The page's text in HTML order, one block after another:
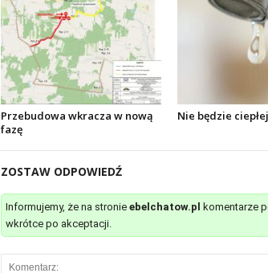
Przebudowa wkracza w nową
fazę
Nie będzie
ZOSTAW ODPOWIEDŹ
Informujemy, że na stronie ebelchatow.pl
komentarze
wkrótce po akceptacji.